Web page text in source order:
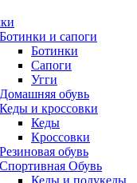
Ботинки и сапоги
Ботинки
Сапоги
Угги
Домашняя обувь
Кеды и кроссовки
Кеды
Кроссовки
Резиновая обувь
Спортивная Обувь
Кеды и полукеды